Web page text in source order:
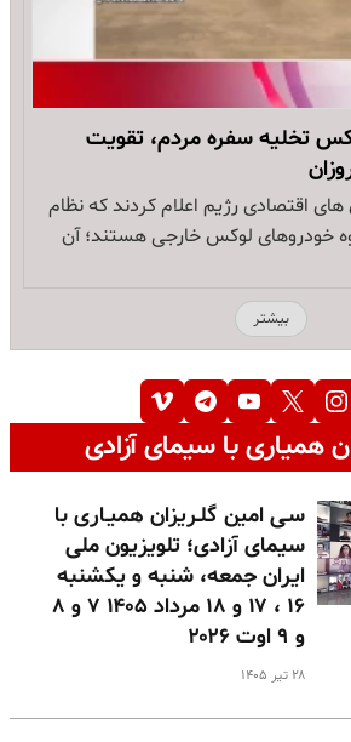
تخلیه سفره مردم، تقویت
اقتصادی رژیم اعلام کردند که نظام
خودروهای لوکس خارجی هستند؛ آن
آن هم در شرایطی که مردم مشکل
ظاهراًباید کاسه ای زیر نیم کاسه باشد!
حکومتی به…
بیشتر
همیاری با سیمای آزادی
سـی امین گلـریزان همیـاری با
سیمای آزادی؛ تلویزیون ملی
ایران جمعه، شنبه و یکشنبه
۱۶ ، ۱۷ و ۱۸ مرداد ۱۴۰۵ ۷ و ۸
و ۹ اوت ۲۰۲۶
۲۸ تیر ۱۴۰۵